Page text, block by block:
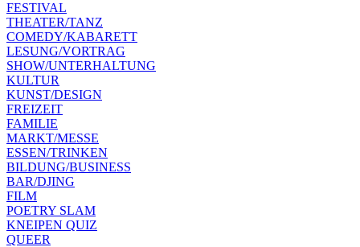
FESTIVAL
THEATER/TANZ
COMEDY/KABARETT
LESUNG/VORTRAG
SHOW/UNTERHALTUNG
KULTUR
KUNST/DESIGN
FREIZEIT
FAMILIE
MARKT/MESSE
ESSEN/TRINKEN
BILDUNG/BUSINESS
BAR/DJING
FILM
POETRY SLAM
KNEIPEN QUIZ
QUEER